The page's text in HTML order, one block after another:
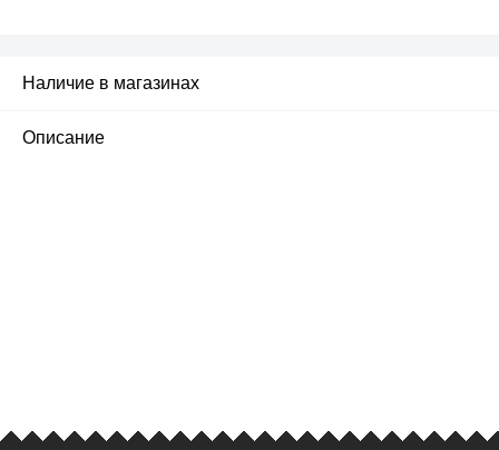
Наличие в магазинах
Описание